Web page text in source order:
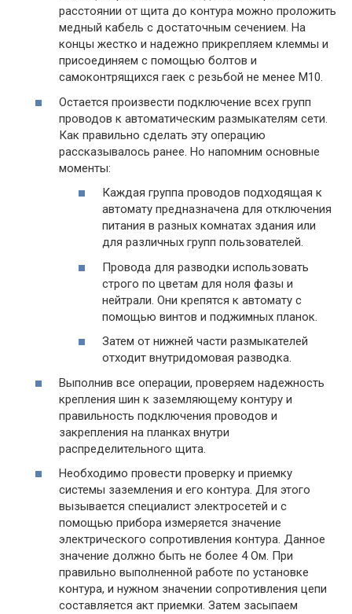
расстоянии от щита до контура можно проложить
медный кабель с достаточным сечением. На
концы жестко и надежно прикрепляем клеммы и
присоединяем с помощью болтов и
самоконтрящихся гаек с резьбой не менее М10.
Остается произвести подключение всех групп
проводов к автоматическим размыкателям сети.
Как правильно сделать эту операцию
рассказывалось ранее. Но напомним основные
моменты:
Каждая группа проводов подходящая к
автомату предназначена для отключения
питания в разных комнатах здания или
для различных групп пользователей.
Провода для разводки использовать
строго по цветам для ноля фазы и
нейтрали. Они крепятся к автомату с
помощью винтов и поджимных планок.
Затем от нижней части размыкателей
отходит внутридомовая разводка.
Выполнив все операции, проверяем надежность
крепления шин к заземляющему контуру и
правильность подключения проводов и
закрепления на планках внутри
распределительного щита.
Необходимо провести проверку и приемку
системы заземления и его контура. Для этого
вызывается специалист электросетей и с
помощью прибора измеряется значение
электрического сопротивления контура. Данное
значение должно быть не более 4 Ом. При
правильно выполненной работе по установке
контура, и нужном значении сопротивления цепи
составляется акт приемки. Затем засыпаем